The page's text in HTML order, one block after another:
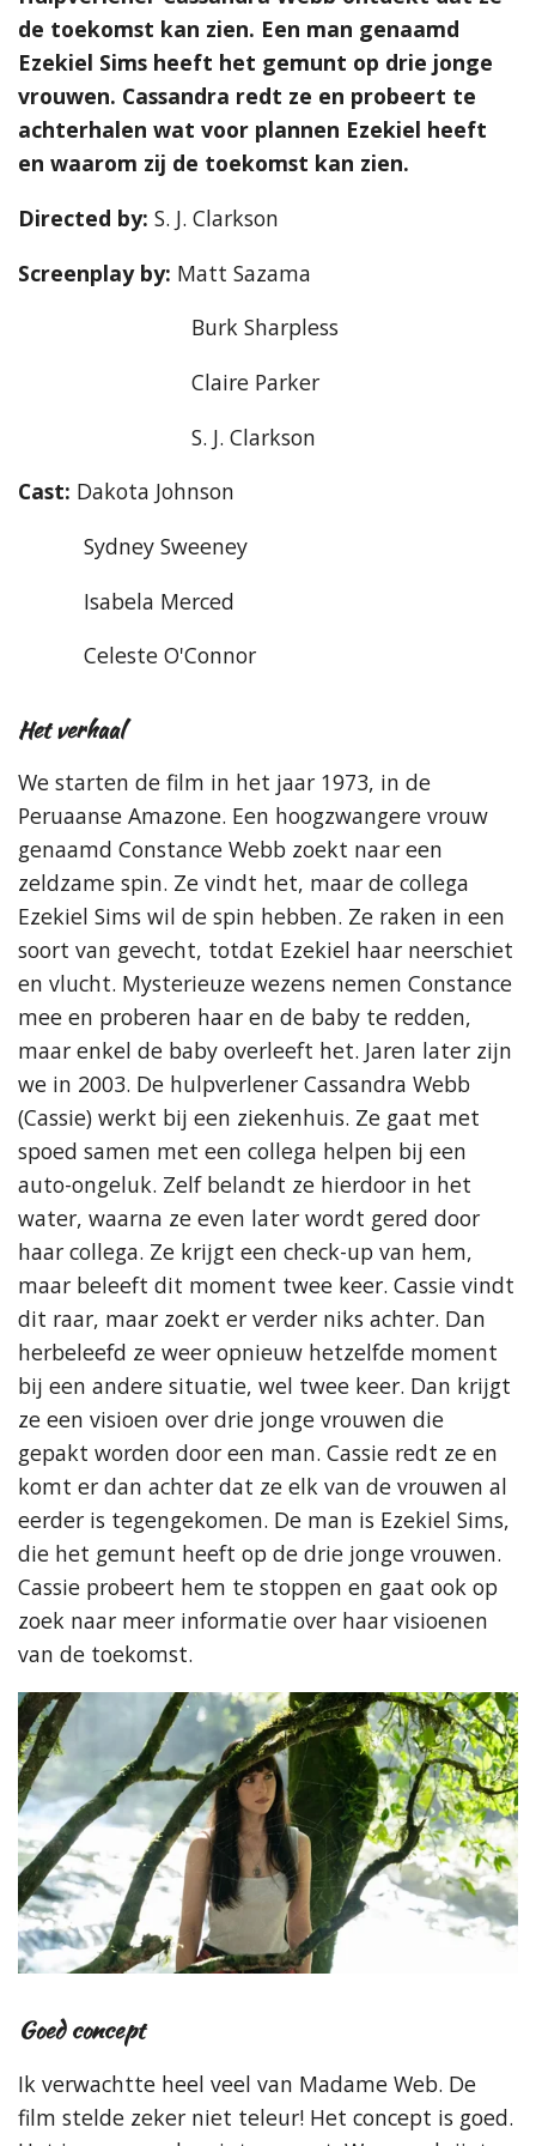
de toekomst kan zien. Een man genaamd
Ezekiel Sims heeft het gemunt op drie jonge
vrouwen. Cassandra redt ze en probeert te
achterhalen wat voor plannen Ezekiel heeft
en waarom zij de toekomst kan zien.
Directed by: S. J. Clarkson
Screenplay by: Matt Sazama
Burk Sharpless
Claire Parker
S. J. Clarkson
Cast: Dakota Johnson
Sydney Sweeney
Isabela Merced
Celeste O'Connor
Het verhaal
We starten de film in het jaar 1973, in de
Peruaanse Amazone. Een hoogzwangere vrouw
genaamd Constance Webb zoekt naar een
zeldzame spin. Ze vindt het, maar de collega
Ezekiel Sims wil de spin hebben. Ze raken in een
soort van gevecht, totdat Ezekiel haar neerschiet
en vlucht. Mysterieuze wezens nemen Constance
mee en proberen haar en de baby te redden,
maar enkel de baby overleeft het. Jaren later zijn
we in 2003. De hulpverlener Cassandra Webb
(Cassie) werkt bij een ziekenhuis. Ze gaat met
spoed samen met een collega helpen bij een
auto-ongeluk. Zelf belandt ze hierdoor in het
water, waarna ze even later wordt gered door
haar collega. Ze krijgt een check-up van hem,
maar beleeft dit moment twee keer. Cassie vindt
dit raar, maar zoekt er verder niks achter. Dan
herbeleefd ze weer opnieuw hetzelfde moment
bij een andere situatie, wel twee keer. Dan krijgt
ze een visioen over drie jonge vrouwen die
gepakt worden door een man. Cassie redt ze en
komt er dan achter dat ze elk van de vrouwen al
eerder is tegengekomen. De man is Ezekiel Sims,
die het gemunt heeft op de drie jonge vrouwen.
Cassie probeert hem te stoppen en gaat ook op
zoek naar meer informatie over haar visioenen
van de toekomst.
Goed concept
Ik verwachtte heel veel van Madame Web. De
film stelde zeker niet teleur! Het concept is goed.